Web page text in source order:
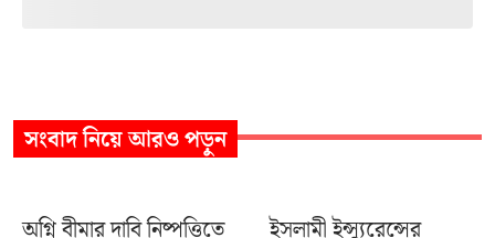
সংবাদনিয়ে আরও পড়ুন
অগ্নি বীমার দাবি নিষ্পত্তিতে
ইসলামী ইন্স্যুরেন্সের